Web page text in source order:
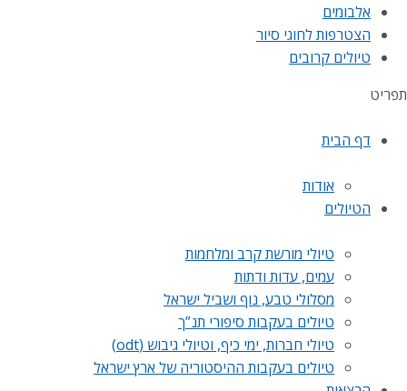
אלבומים
הצטרפות לחוגי סיור
טיולים קרובים
תפריט
דף הבית
אודות
הטיולים
טיולי מורשת קרב ומלחמות
עמים, עדות ודתות
מסלולי טבע, נוף ושביל ישראל
טיולים בעקבות סיפורי תנ”ך
טיולי חברות, ימי כיף, וטיולי גיבוש (odt)
טיולים בעקבות ההיסטוריה של ארץ ישראל